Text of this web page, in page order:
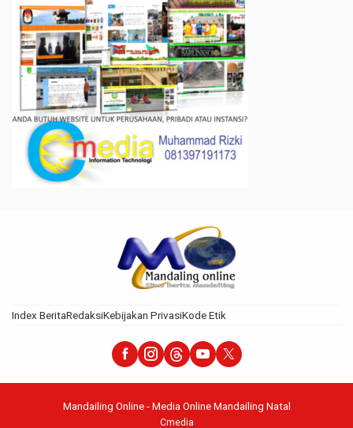
Index BeritaRedaksiKebijakan PrivasiKode Etik
Mandailing Online - Media Online Mandailing Natal
Cmedia